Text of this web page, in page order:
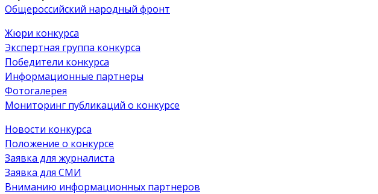
Общероссийский народный фронт
Жюри конкурса
Экспертная группа конкурса
Победители конкурса
Информационные партнеры
Фотогалерея
Мониторинг публикаций о конкурсе
Новости конкурса
Положение о конкурсе
Заявка для журналиста
Заявка для СМИ
Вниманию информационных партнеров